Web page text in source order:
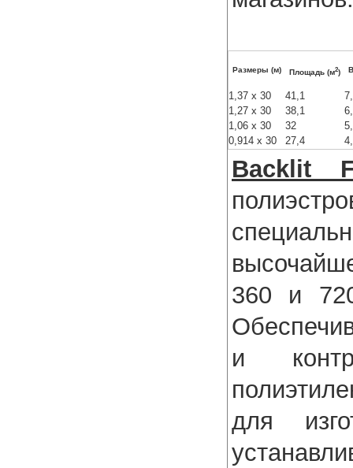
Размеры (м) Площадь (м2)
1,37 x 30 41,1
1,27 x 30
38,1
1,06 x 30
32
0,914 x 30
27,4
Backlit
360 и
и
для